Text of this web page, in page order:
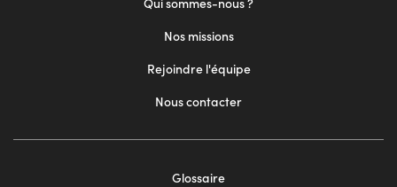
Nos missions
Rejoindre l'équipe
Nous contacter
Glossaire